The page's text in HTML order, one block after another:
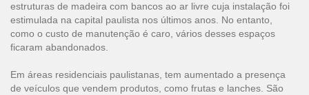
estruturas de madeira com bancos ao ar livre cuja instalação foi
estimulada na capital paulista nos últimos anos. No entanto,
como o custo de manutenção é caro, vários desses espaços
ficaram abandonados.
Em áreas residenciais paulistanas, tem aumentado a presença
de veículos que vendem produtos, como frutas e lanches. São